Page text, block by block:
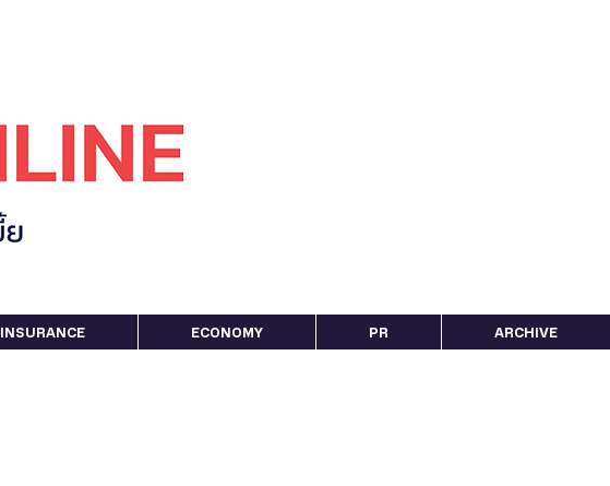
INSURANCE ECONOMY PR ARCHIVE